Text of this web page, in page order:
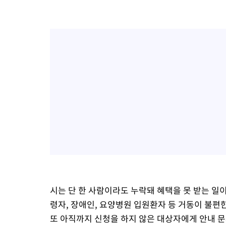
시는 단 한 사람이라도 누락돼 혜택을 못 받는
령자, 장애인, 요양병원 입원환자 등 거동이 불
또 아직까지 신청을 하지 않은 대상자에게 안내